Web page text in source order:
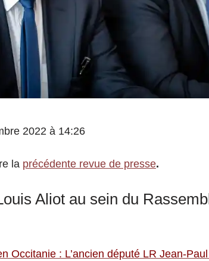
2022 à 14:26
la précédente revue de presse.
Aliot au sein du
Occitanie : L’ancien député LR Jean-